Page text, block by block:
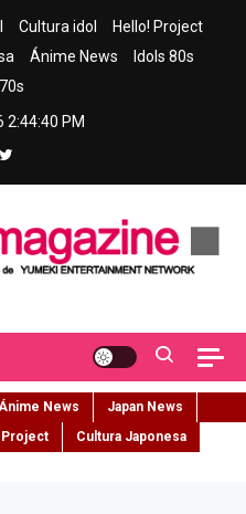
Cultura idol
Hello! Project
Ánime News
Idols 80s
2:44:41 PM
Ánime News
Japan News
Cultura Japonesa